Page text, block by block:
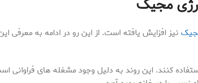
مجیک
نیز افزایش یافته است. از این رو در ادامه به معرفی
کنند. این روند به دلیل وجود مشغله های فراوانی